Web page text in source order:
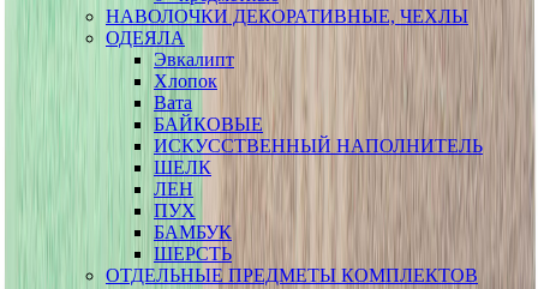
НАВОЛОЧКИ ДЕКОРАТИВНЫЕ, ЧЕХЛЫ
ОДЕЯЛА
Эвкалипт
Хлопок
Вата
БАЙКОВЫЕ
ИСКУССТВЕННЫЙ НАПОЛНИТЕЛЬ
ШЕЛК
ЛЕН
ПУХ
БАМБУК
ШЕРСТЬ
ОТДЕЛЬНЫЕ ПРЕДМЕТЫ КОМПЛЕКТОВ